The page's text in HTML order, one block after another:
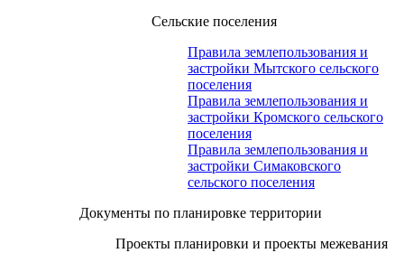
Сельские поселения
Правила землепользования и
застройки Мытского сельского
поселения
Правила землепользования и
застройки Кромского сельского
поселения
Правила землепользования и
застройки Симаковского
сельского поселения
Документы по планировке территории
Проекты планировки и проекты межевания